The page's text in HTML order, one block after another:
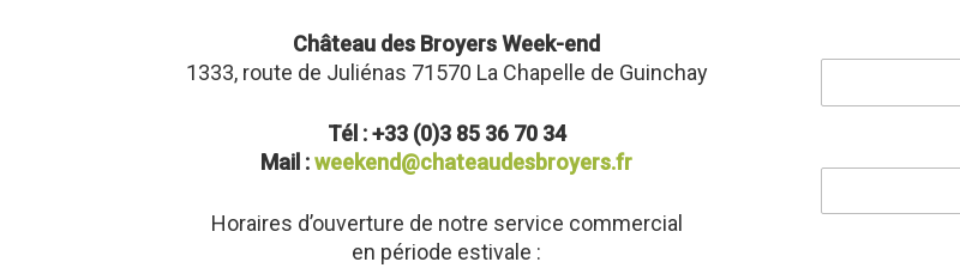
Château des Broyers Week-end
1333, route de Juliénas 71570 La Chapelle de Guinchay
Tél : +33 (0)3 85 36 70 34
Mail :weekend@chateaudesbroyers.fr
Horaires d’ouverture de notre service commercial
en période estivale :